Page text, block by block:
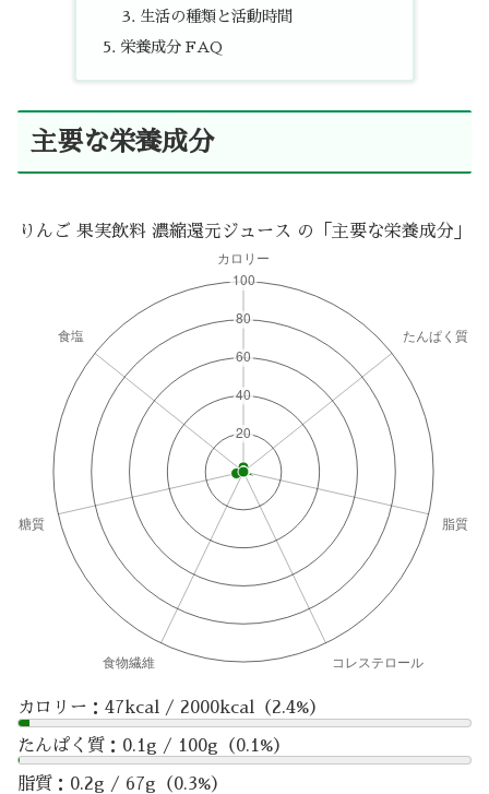
生活の種類と活動時間
栄養成分 FAQ
主要な栄養成分
りんご 果実飲料 濃縮還元ジュース の「主要な栄養成分」
カロリー：47kcal / 2000kcal（2.4%）
たんぱく質：0.1g / 100g（0.1%）
脂質：0.2g / 67g（0.3%）